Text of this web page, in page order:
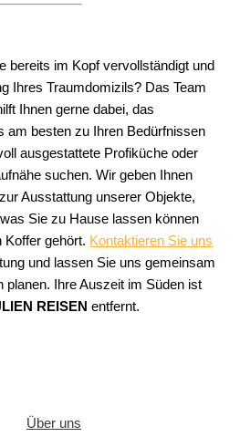
bereits im Kopf vervollständigt und
Ihres Traumdomizils? Das Team
Ihnen gerne dabei, das
am besten zu Ihren Bedürfnissen
ausgestattete Profiküche oder
suchen. Wir geben Ihnen
Ausstattung unserer Objekte,
Sie zu Hause lassen können
Koffer gehört. Kontaktieren Sie uns
und lassen Sie uns gemeinsam
planen. Ihre Auszeit im Süden ist
REISEN entfernt.
Über uns